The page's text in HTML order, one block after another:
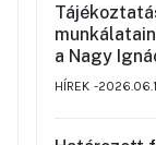
munkálatainak II.
a Nagy
valamint a
HÍREK